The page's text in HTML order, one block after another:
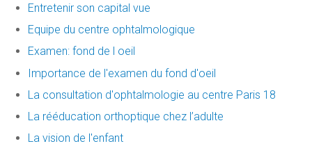
Entretenir son capital vue
Equipe du centre ophtalmologique
Examen: fond de l oeil
Importance de l'examen du fond d'oeil
La consultation d'ophtalmologie au centre Paris 18
La rééducation orthoptique chez l’adulte
La vision de l'enfant